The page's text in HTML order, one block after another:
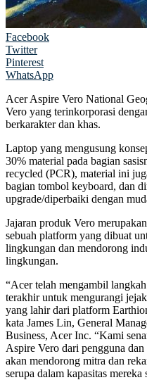
Facebook
Twitter
Pinterest
WhatsApp
Acer Aspire Vero National
Vero yang terinkorporasi
berkarakter dan khas.
Laptop yang mengusung
30% material pada bagian
recycled (PCR), material ini
bagian tombol keyboard, dan
upgrade/diperbaiki dengan
Jajaran produk Vero
sebuah platform yang dibuat
lingkungan dan mendorong
lingkungan.
“Acer telah mengambil
terakhir untuk mengurangi
yang lahir dari platform
kata James Lin, General
Business, Acer Inc. “Kami
Aspire Vero dari pengguna
akan mendorong mitra dan
serupa dalam kapasitas mereka